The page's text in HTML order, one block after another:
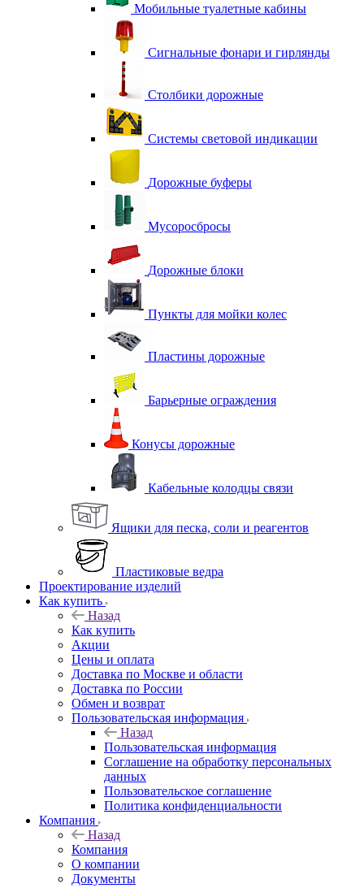
Мобильные туалетные кабины
Сигнальные фонари и гирлянды
Столбики дорожные
Системы световой индикации
Дорожные буферы
Мусоросбросы
Дорожные блоки
Пункты для мойки колес
Пластины дорожные
Барьерные ограждения
Конусы дорожные
Кабельные колодцы связи
Ящики для песка, соли и реагентов
Пластиковые ведра
Проектирование изделий
Как купить
Назад
Как купить
Акции
Цены и оплата
Доставка по Москве и области
Доставка по России
Обмен и возврат
Пользовательская информация
Назад
Пользовательская информация
Соглашение на обработку персональных
данных
Пользовательское соглашение
Политика конфиденциальности
Компания
Назад
Компания
О компании
Документы